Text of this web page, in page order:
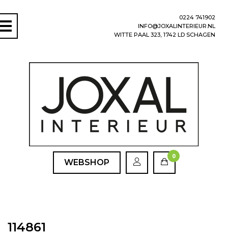
0224 741902
INFO@JOXALINTERIEUR.NL
WITTE PAAL 323, 1742 LD SCHAGEN
WEBSHOP
0
114861